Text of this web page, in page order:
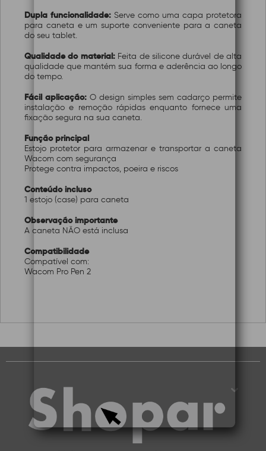
Dupla funcionalidade: Serve como uma capa protetora
para caneta e um suporte conveniente para a caneta
do seu tablet.
Qualidade do material:Feita de silicone durável de alta
qualidade que mantém sua forma e aderência ao longo
do tempo.
Fácil aplicação: O design simples sem cadarço permite
instalação e remoção rápidas enquanto fornece uma
fixação segura na sua caneta.
Função principal
Estojo protetor para armazenar e transportar a caneta
Wacom com segurança
Protege contra impactos, poeira e riscos
Conteúdo incluso
1 estojo (case) para caneta
Observação importante
A caneta NÃO está inclusa
Compatibilidade
Compatível com:
Wacom Pro Pen 2